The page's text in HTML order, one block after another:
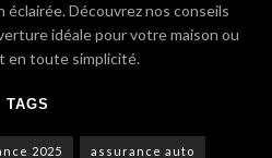
Découvrez nos conseils
idéale pour votre maison ou
en toute simplicité.
TAGS
2025 assurance auto